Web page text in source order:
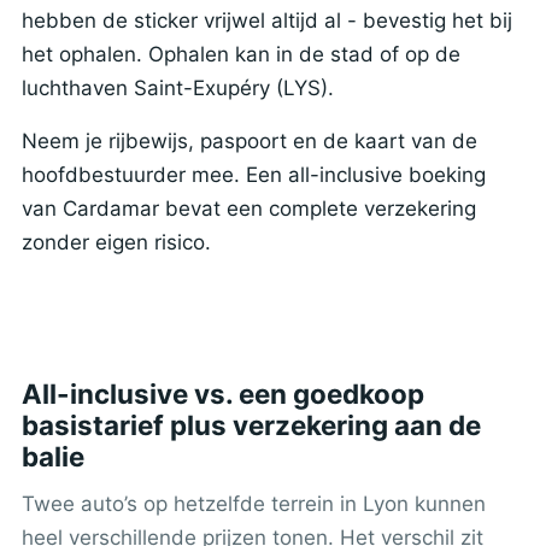
hebben de sticker vrijwel altijd al - bevestig het bij
het ophalen. Ophalen kan in de stad of op de
luchthaven Saint-Exupéry (LYS).
Neem je rijbewijs, paspoort en de kaart van de
hoofdbestuurder mee. Een all-inclusive boeking
van Cardamar bevat een complete verzekering
zonder eigen risico.
All-inclusive vs. een goedkoop
basistarief plus verzekering aan de
balie
Twee auto’s op hetzelfde terrein in Lyon kunnen
heel verschillende prijzen tonen. Het verschil zit